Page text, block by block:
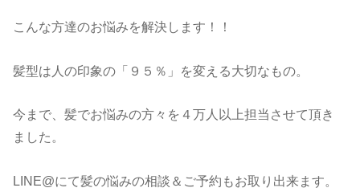
こんな方達のお悩みを解決します！！
髪型は人の印象の「９５％」を変える大切なもの。
今まで、髪でお悩みの方々を４万人以上担当させて頂き
ました。
LINE@にて髪の悩みの相談＆ご予約もお取り出来ます。